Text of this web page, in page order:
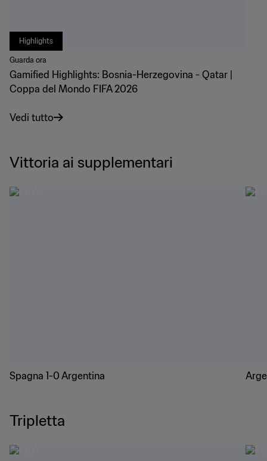
Highlights
Guarda ora
Gamified Highlights: Bosnia-Herzegovina - Qatar |
Coppa del Mondo FIFA 2026
Vedi tutto
Vittoria ai supplementari
Spagna 1-0 Argentina
Tripletta